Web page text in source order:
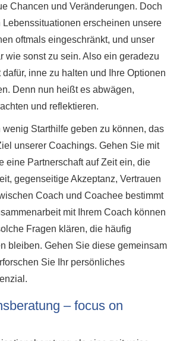
Chancen und Veränderungen. Doch
erscheinen unsere
oftmals eingeschränkt, und unser
wie sonst zu sein. Also ein geradezu
inne zu halten und Ihre Optionen
Denn nun heißt es abwägen,
und reflektieren.
wenig Starthilfe geben zu können, das
unserer Coachings. Gehen Sie mit
eine Partnerschaft auf Zeit ein, die
gegenseitige Akzeptanz, Vertrauen
Coach und Coachee bestimmt
mit Ihrem Coach können
Fragen klären, die häufig
bleiben. Gehen Sie diese gemeinsam
Sie Ihr persönliches
– focus on